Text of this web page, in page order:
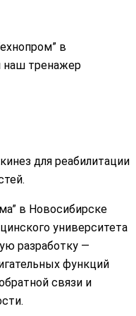
для реабилитации
в Новосибирске
университета
разработку —
функций
связи и